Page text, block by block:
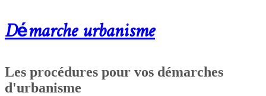
Démarche urbanisme
Les procédures pour vos démarches
d'urbanisme